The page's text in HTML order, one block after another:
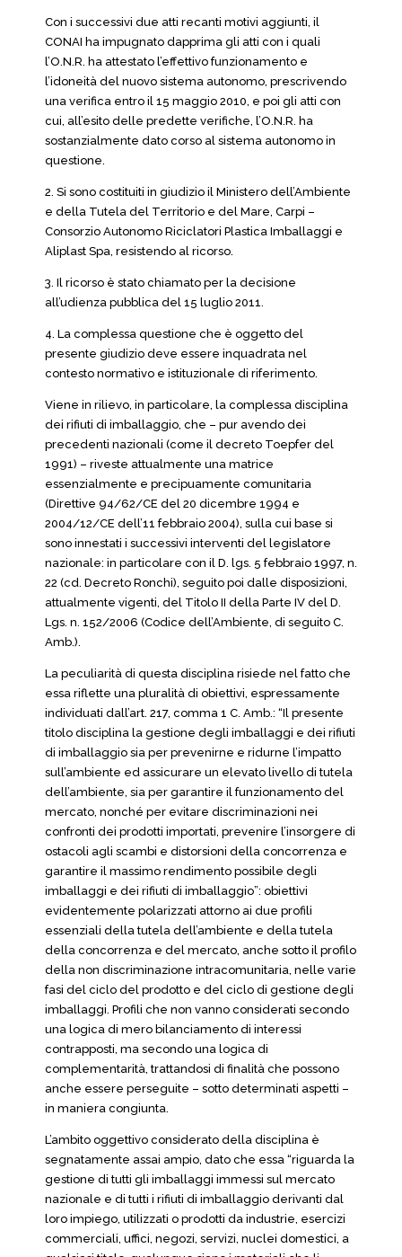
Con i successivi due atti recanti motivi aggiunti, il
CONAI ha impugnato dapprima gli atti con i quali
l’O.N.R. ha attestato l’effettivo funzionamento e
l’idoneità del nuovo sistema autonomo, prescrivendo
una verifica entro il 15 maggio 2010, e poi gli atti con
cui, all’esito delle predette verifiche, l’O.N.R. ha
sostanzialmente dato corso al sistema autonomo in
questione.
2. Si sono costituiti in giudizio il Ministero dell’Ambiente
e della Tutela del Territorio e del Mare, Carpi –
Consorzio Autonomo Riciclatori Plastica Imballaggi e
Aliplast Spa, resistendo al ricorso.
3. Il ricorso è stato chiamato per la decisione
all’udienza pubblica del 15 luglio 2011.
4. La complessa questione che è oggetto del
presente giudizio deve essere inquadrata nel
contesto normativo e istituzionale di riferimento.
Viene in rilievo, in particolare, la complessa disciplina
dei rifiuti di imballaggio, che – pur avendo dei
precedenti nazionali (come il decreto Toepfer del
1991) – riveste attualmente una matrice
essenzialmente e precipuamente comunitaria
(Direttive 94/62/CE del 20 dicembre 1994 e
2004/12/CE dell’11 febbraio 2004), sulla cui base si
sono innestati i successivi interventi del legislatore
nazionale: in particolare con il D. lgs. 5 febbraio 1997, n.
22 (cd. Decreto Ronchi), seguito poi dalle disposizioni,
attualmente vigenti, del Titolo II della Parte IV del D.
Lgs. n. 152/2006 (Codice dell’Ambiente, di seguito C.
Amb.).
La peculiarità di questa disciplina risiede nel fatto che
essa riflette una pluralità di obiettivi, espressamente
individuati dall’art. 217, comma 1 C. Amb.: “Il presente
titolo disciplina la gestione degli imballaggi e dei rifiuti
di imballaggio sia per prevenirne e ridurne l’impatto
sull’ambiente ed assicurare un elevato livello di tutela
dell’ambiente, sia per garantire il funzionamento del
mercato, nonché per evitare discriminazioni nei
confronti dei prodotti importati, prevenire l’insorgere di
ostacoli agli scambi e distorsioni della concorrenza e
garantire il massimo rendimento possibile degli
imballaggi e dei rifiuti di imballaggio”: obiettivi
evidentemente polarizzati attorno ai due profili
essenziali della tutela dell’ambiente e della tutela
della concorrenza e del mercato, anche sotto il profilo
della non discriminazione intracomunitaria, nelle varie
fasi del ciclo del prodotto e del ciclo di gestione degli
imballaggi. Profili che non vanno considerati secondo
una logica di mero bilanciamento di interessi
contrapposti, ma secondo una logica di
complementarità, trattandosi di finalità che possono
anche essere perseguite – sotto determinati aspetti –
in maniera congiunta.
L’ambito oggettivo considerato della disciplina è
segnatamente assai ampio, dato che essa “riguarda la
gestione di tutti gli imballaggi immessi sul mercato
nazionale e di tutti i rifiuti di imballaggio derivanti dal
loro impiego, utilizzati o prodotti da industrie, esercizi
commerciali, uffici, negozi, servizi, nuclei domestici, a